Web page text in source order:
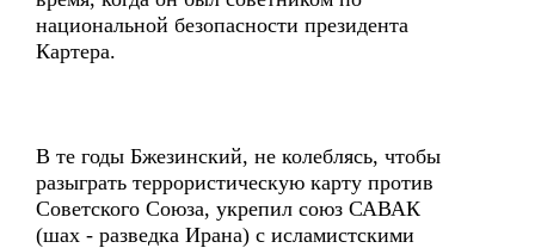
национальной безопасности президента
Картера.
В те годы Бжезинский, не колеблясь, чтобы
разыграть террористическую карту против
Советского Союза, укрепил союз САВАК
(шах - разведка Ирана) с исламистскими